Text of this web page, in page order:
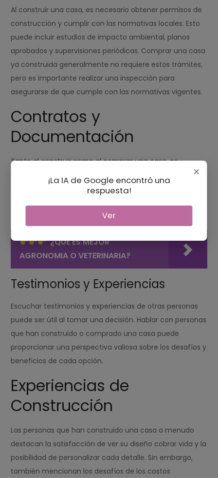
Al construir una casa, es necesario obtener permisos de
construcción y cumplir con las normativas locales. Esto
puede incluir estudios de impacto ambiental, planos
aprobados y supervisiones periódicas. Comprar una casa
ya construida generalmente no requiere estos trámites,
pero es importante realizar una inspección para
asegurarse de que cumple con las normativas vigentes.
Contratos y
Documentación
Tanto al construir como al comprar una casa, es
importante contar con contratos claros y
documentación completa. Esto incluye contratos con
documentos de propiedad y seguros.
¿QUE ES MEJOR
AGRONOMIA O VETERINARIA?
Testimonios y Experiencias
Escuchar testimonios y experiencias de otras personas
puede ser útil al tomar una decisión. Hablar con personas
que han construido o comprado una casa puede
proporcionar una perspectiva valiosa sobre los desafíos y
beneficios de cada opción.
Experiencias de
Construcción
Las personas que han construido una casa a menudo
destacan la satisfacción de ver su diseño cobrar vida y la
posibilidad de personalizar cada detalle. Sin embargo,
también mencionan los desafíos de los costos
×
¡La IA de Google encontró una
respuesta!
Ver